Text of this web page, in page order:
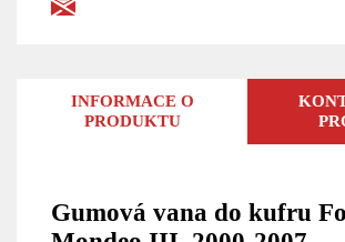
INFORMACE O
PRODUKTU
Gumová vana do kufru